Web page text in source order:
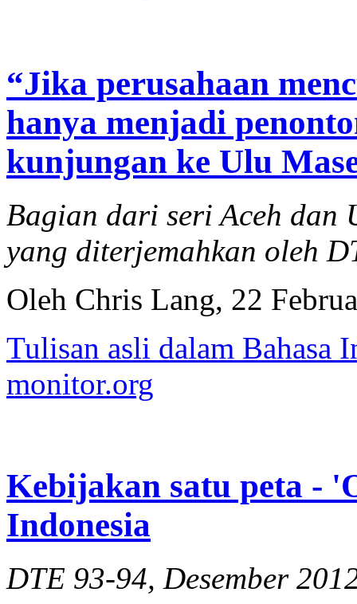
“Jika perusahaan
hanya menjadi
kunjungan ke Ulu
Bagian dari seri Aceh dan
yang diterjemahkan oleh
Oleh Chris Lang, 22
Tulisan asli dalam Bahasa
monitor.org
Kebijakan satu peta -
Indonesia
DTE 93-94, Desember